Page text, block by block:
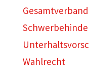
Gesamtverband
Wahlrecht